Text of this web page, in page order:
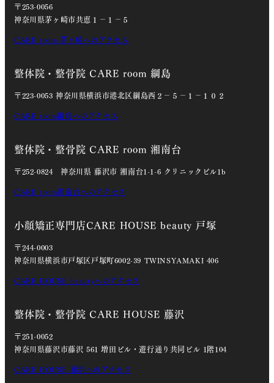
〒253-0056
神奈川県茅ヶ崎市共恵１－１－５
CARE room 茅ヶ崎へのアクセス
整体院・整骨院 CARE room 綱島
〒223-0053 神奈川県横浜市港北区綱島西２－５－１－１０２
CARE room綱島へのアクセス
整体院・整骨院 CARE room 湘南台
〒252-0824 神奈川県 藤沢市 湘南台1-1-6 クリニックビル1b
CARE room湘南台へのアクセス
小顔矯正専門店CARE HOUSE beauty 戸塚
〒244-0003
神奈川県横浜市戸塚区戸塚町6002-39 TWINSYAMAKI 406
CARE HOUSE beautyへのアクセス
整体院・整骨院 CARE HOUSE 藤沢
〒251-0052
神奈川県藤沢市藤沢 561 増田ビル・遊行通り共同ビル 1階104
CARE HOUSE 藤沢へのアクセス